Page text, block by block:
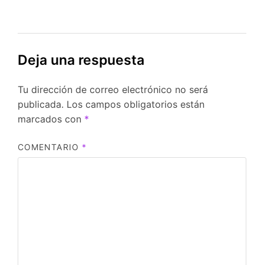
Deja una respuesta
Tu dirección de correo electrónico no será
publicada. Los campos obligatorios están
marcados con *
COMENTARIO *